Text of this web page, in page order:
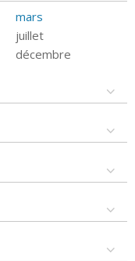
mars
juillet
décembre